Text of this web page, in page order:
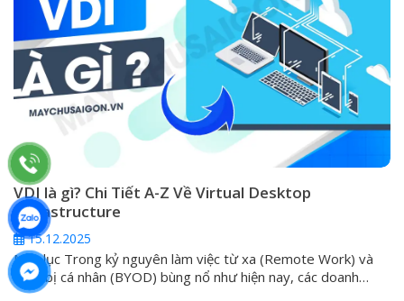
VDI là gì? Chi Tiết A-Z Về Virtual Desktop
Infrastructure
15.12.2025
Mục lục Trong kỷ nguyên làm việc từ xa (Remote Work) và
thiết bị cá nhân (BYOD) bùng nổ như hiện nay, các doanh
nghiệp luôn phải đối mặt với một thách thức lớn: làm thế nào